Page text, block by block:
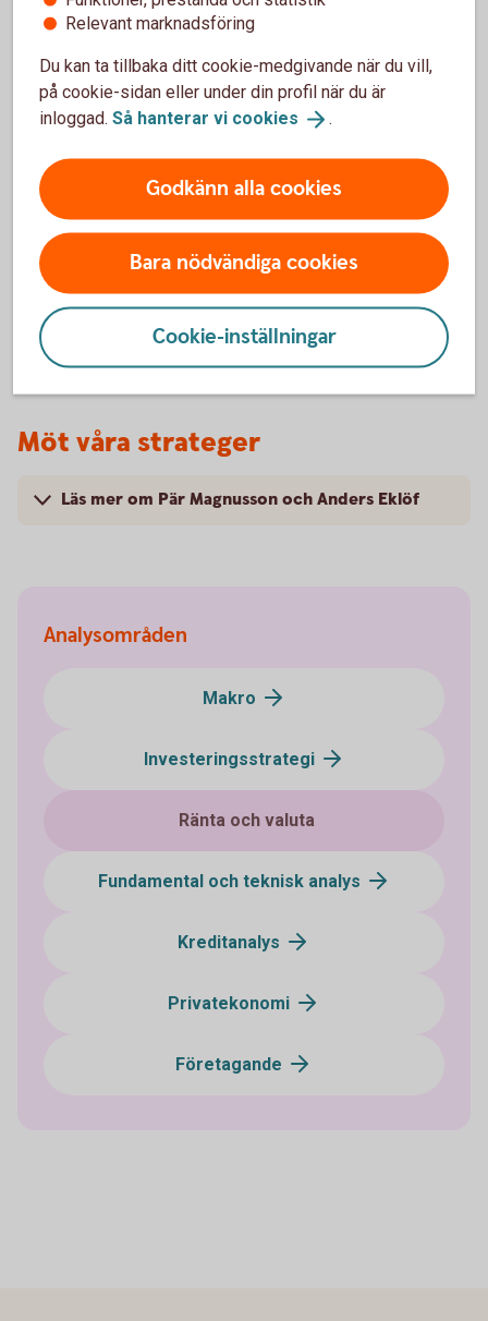
Privatkund
Ring 0771-12 20
Företagskund
Ring 0771-12 2000
Besök oss
Hitta ditt bankkontor
Möt våra strateger
Läs mer om Pär Magnusson och Anders Eklöf
Analysområden
Makro
Investeringsstrategi
Ränta och valuta
Fundamental och teknisk analys
Kreditanalys
Privatekonomi
Företagande
Relevant marknadsföring
Du kan ta tillbaka ditt cookie-medgivande när du vill,
på cookie-sidan eller under din profil när du är
inloggad. Så hanterar vi cookies .
Godkänn alla cookies
Bara nödvändiga cookies
Cookie-inställningar